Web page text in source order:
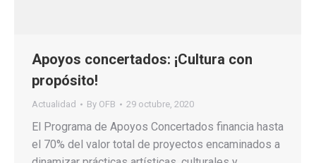
Apoyos concertados: ¡Cultura con
propósito!
Actualidad By OFB 29 octubre, 2020
El Programa de Apoyos Concertados financia hasta
el 70% del valor total de proyectos encaminados a